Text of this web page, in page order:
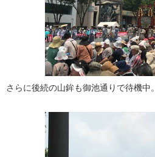
さらに後続の山鉾も御池通りで待機中。